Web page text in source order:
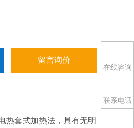
留言询价
热套式加热法，具有无明
在线咨询
联系电话